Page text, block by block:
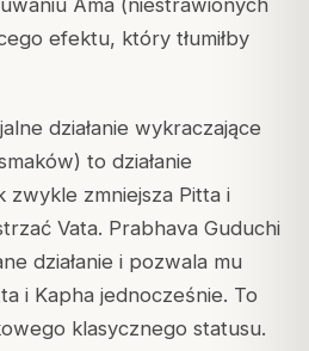
Ama (niestrawionych
efektu, który tłumiłby
działanie wykraczające
to działanie
zwykle zmniejsza Pitta i
Vata. Prabhava Guduchi
działanie i pozwala mu
i Kapha jednocześnie. To
klasycznego statusu.